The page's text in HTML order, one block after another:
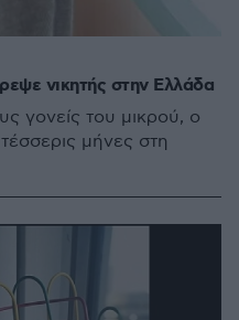
νικητής στην Ελλάδα
γονείς του μικρού, ο
μήνες στη